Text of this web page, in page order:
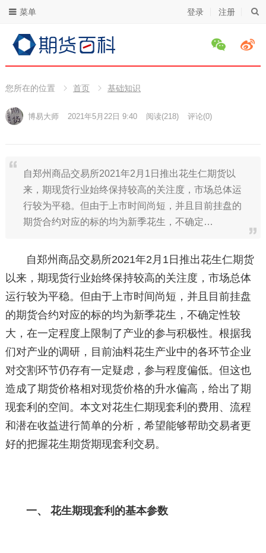
登录 注册
菜单
您所在的位置 首页 基础知识
博易大师 2021年5月22日 9:40 阅读(218) 评论(0)
自郑州商品交易所2021年2月1日推出花生仁期货以
来，期现货行业始终保持较高的关注度，市场总体运
行较为平稳。但由于上市时间尚短，并且目前挂盘的
期货合约对应的标的均为新季花生，不确定…
自郑州商品交易所2021年2月1日推出花生仁期货
以来，期现货行业始终保持较高的关注度，市场总体
运行较为平稳。但由于上市时间尚短，并且目前挂盘
的期货合约对应的标的均为新季花生，不确定性较
大，在一定程度上限制了产业的参与积极性。根据我
们对产业的调研，目前油料花生产业中的各环节企业
对交割环节仍存有一定疑虑，参与程度偏低。但这也
造成了期货价格相对现货价格的升水偏高，给出了期
现套利的空间。本文对花生仁期现套利的费用、流程
和潜在收益进行简单的分析，希望能够帮助交易者更
好的把握花生期货期现套利交易。
一、 花生期现套利的基本参数